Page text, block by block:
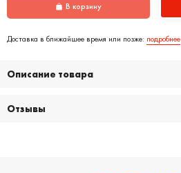
В корзину
Доставка в ближайшее время или позже: подробнее
Описание товара
Отзывы